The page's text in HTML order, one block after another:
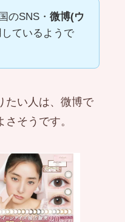
のSNS・ 微博(ウ
ているようで
たい人は、微博で
さそうです。